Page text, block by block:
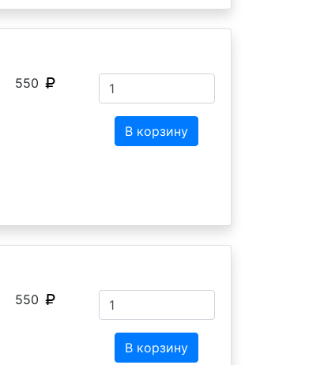
550
В корзину
550
В корзину